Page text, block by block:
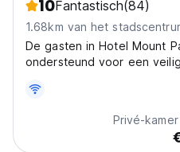
10Fantastisch(84)
1.68km van het
De gasten in Hotel Mount
ondersteund voor een
aanwezige personeel.
Privé-